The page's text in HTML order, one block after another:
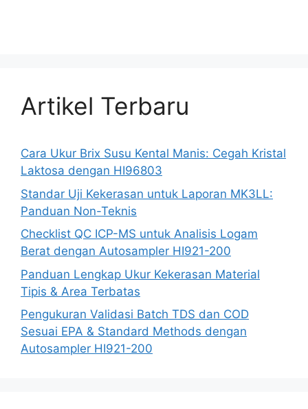
Artikel Terbaru
Cara Ukur Brix Susu Kental Manis: Cegah Kristal
Laktosa dengan HI96803
Standar Uji Kekerasan untuk Laporan MK3LL:
Panduan Non-Teknis
Checklist QC ICP-MS untuk Analisis Logam
Berat dengan Autosampler HI921-200
Panduan Lengkap Ukur Kekerasan Material
Tipis & Area Terbatas
Pengukuran Validasi Batch TDS dan COD
Sesuai EPA & Standard Methods dengan
Autosampler HI921-200